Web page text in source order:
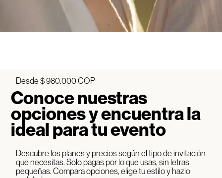
Desde $ 980.000 COP
Conoce nuestras
opciones y encuentra la
ideal para tu evento
Descubre los planes y precios según el tipo de invitación
que necesitas. Solo pagas por lo que usas, sin letras
pequeñas. Compara opciones, elige tu estilo y hazlo